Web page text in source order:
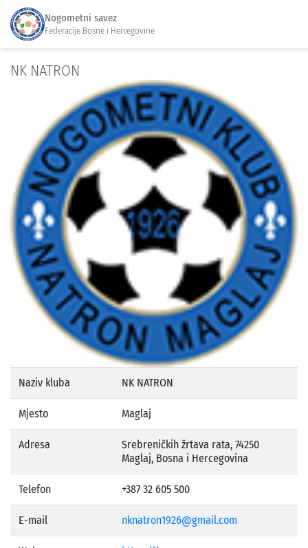
Nogometni savez
Federacije Bosne i Hercegovine
NK NATRON
Naziv kluba NK NATRON
Mjesto Maglaj
Adresa
Srebreničkih žrtava rata, 74250
Maglaj, Bosna i Hercegovina
Telefon +387 32 605 500
E-mail nknatron1926@gmail.com